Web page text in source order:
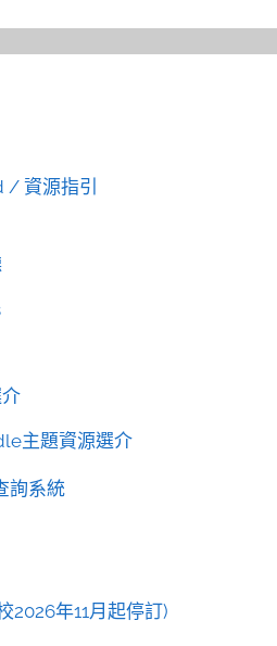
資源指引
主題資源選介
詢系統
2026年11月起停訂)